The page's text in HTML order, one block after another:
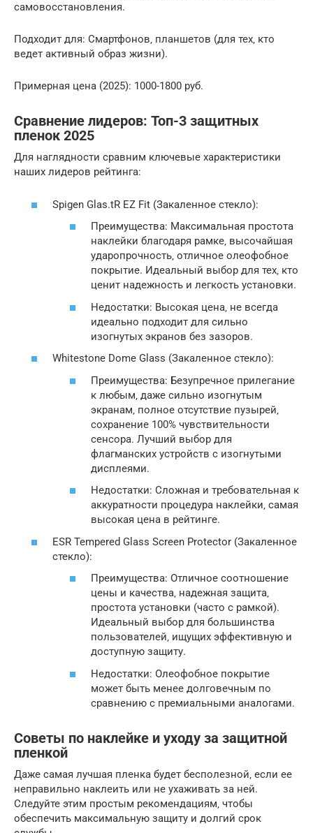
самовосстановления.
Подходит для: Смартфонов‚ планшетов (для тех‚ кто
ведет активный образ жизни).
Примерная цена (2025): 1000-1800 руб.
Сравнение лидеров: Топ-3 защитных
пленок 2025
Для наглядности сравним ключевые характеристики
наших лидеров рейтинга:
Spigen Glas.tR EZ Fit (Закаленное стекло):
Преимущества: Максимальная простота
наклейки благодаря рамке‚ высочайшая
ударопрочность‚ отличное олеофобное
покрытие. Идеальный выбор для тех‚ кто
ценит надежность и легкость установки.
Недостатки: Высокая цена‚ не всегда
идеально подходит для сильно
изогнутых экранов без зазоров.
Whitestone Dome Glass (Закаленное стекло):
Преимущества: Безупречное прилегание
к любым‚ даже сильно изогнутым
экранам‚ полное отсутствие пузырей‚
сохранение 100% чувствительности
сенсора. Лучший выбор для
флагманских устройств с изогнутыми
дисплеями.
Недостатки: Сложная и требовательная к
аккуратности процедура наклейки‚ самая
высокая цена в рейтинге.
ESR Tempered Glass Screen Protector (Закаленное
стекло):
Преимущества: Отличное соотношение
цены и качества‚ надежная защита‚
простота установки (часто с рамкой).
Идеальный выбор для большинства
пользователей‚ ищущих эффективную и
доступную защиту.
Недостатки: Олеофобное покрытие
может быть менее долговечным по
сравнению с премиальными аналогами.
Советы по наклейке и уходу за защитной
пленкой
Даже самая лучшая пленка будет бесполезной‚ если ее
неправильно наклеить или не ухаживать за ней.
Следуйте этим простым рекомендациям‚ чтобы
обеспечить максимальную защиту и долгий срок